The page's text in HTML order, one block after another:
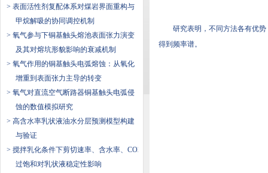
> 表面活性剂复配体系对煤岩界面重构与
甲烷解吸的协同调控机制
> 氧气参与下铜基触头熔池表面张力演变
及其对熔坑形貌影响的衰减机制
> 氧气作用的铜基触头电弧熔蚀：从氧化
增重到表面张力主导的转变
> 氧气对直流空气断路器铜基触头电弧侵
蚀的数值模拟研究
> 高含水率乳状液油水分层预测模型构建
与验证
> 搅拌乳化条件下剪切速率、含水率、CO2
过饱和对乳状液稳定性影响
研究表明，不同方法各有优
得到频率谱。